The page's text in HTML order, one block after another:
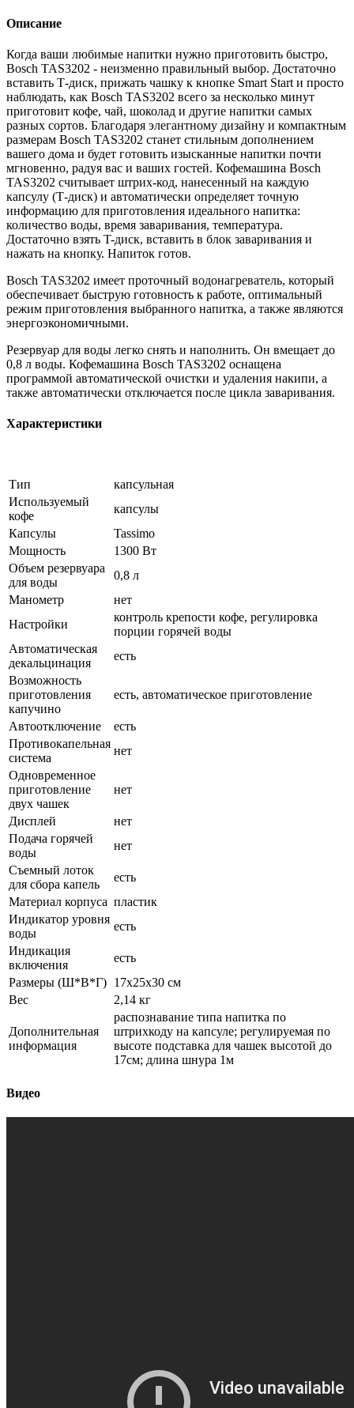
Описание
Когда ваши любимые напитки нужно приготовить быстро,
Bosch TAS3202 - неизменно правильный выбор. Достаточно
вставить Т-диск, прижать чашку к кнопке Smart Start и просто
наблюдать, как Bosch TAS3202 всего за несколько минут
приготовит кофе, чай, шоколад и другие напитки самых
разных сортов. Благодаря элегантному дизайну и компактным
размерам Bosch TAS3202 станет стильным дополнением
вашего дома и будет готовить изысканные напитки почти
мгновенно, радуя вас и ваших гостей. Кофемашина Bosch
TAS3202 считывает штрих-код, нанесенный на каждую
капсулу (Т-диск) и автоматически определяет точную
информацию для приготовления идеального напитка:
количество воды, время заваривания, температура.
Достаточно взять T-диск, вставить в блок заваривания и
нажать на кнопку. Напиток готов.
Bosch TAS3202 имеет проточный водонагреватель, который
обеспечивает быструю готовность к работе, оптимальный
режим приготовления выбранного напитка, а также являются
энергоэкономичными.
Резервуар для воды легко снять и наполнить. Он вмещает до
0,8 л воды. Кофемашина Bosch TAS3202 оснащена
программой автоматической очистки и удаления накипи, а
также автоматически отключается после цикла заваривания.
Характеристики
Тип
капсульная
Используемый
кофе
капсулы
Капсулы
Tassimo
Мощность
1300 Вт
Объем резервуара
для воды
0,8 л
Манометр
нет
Настройки
контроль крепости кофе, регулировка
порции горячей воды
Автоматическая
декальцинация
есть
Возможность
приготовления
капучино
есть, автоматическое приготовление
Автоотключение
есть
Противокапельная
система
нет
Одновременное
приготовление
двух чашек
нет
Дисплей
нет
Подача горячей
воды
нет
Съемный лоток
для сбора капель
есть
Материал корпуса пластик
Индикатор уровня
воды
есть
Индикация
включения
есть
Размеры (Ш*В*Г) 17x25x30 см
Вес
2,14 кг
Дополнительная
информация
распознавание типа напитка по
штрихкоду на капсуле; регулируемая по
высоте подставка для чашек высотой до
17см; длина шнура 1м
Видео